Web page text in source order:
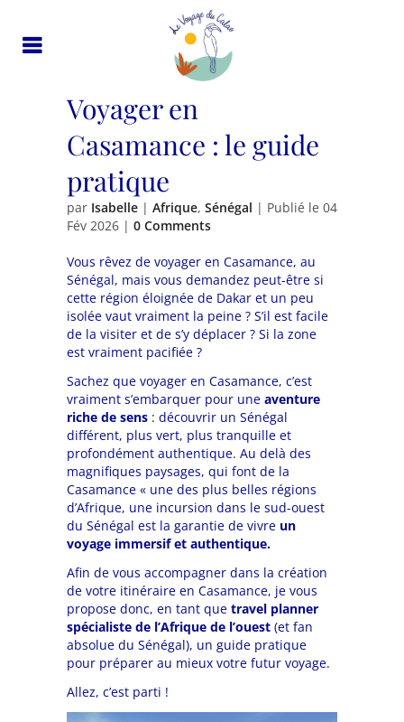
Voyager en
Casamance : le guide
pratique
par Isabelle | Afrique, Sénégal | Publié le 04
Fév 2026 | 0 Comments
Vous rêvez de voyager en Casamance, au
Sénégal, mais vous demandez peut-être si
cette région éloignée de Dakar et un peu
isolée vaut vraiment la peine ? S’il est facile
de la visiter et de s’y déplacer ? Si la zone
est vraiment pacifiée ?
Sachez que voyager en Casamance, c’est
vraiment s’embarquer pour une aventure
riche de sens : découvrir un Sénégal
différent, plus vert, plus tranquille et
profondément authentique. Au delà des
magnifiques paysages, qui font de la
Casamance « une des plus belles régions
d’Afrique, une incursion dans le sud-ouest
du Sénégal est la garantie de vivre un
voyage immersif et authentique.
Afin de vous accompagner dans la création
de votre itinéraire en Casamance, je vous
propose donc, en tant que travel planner
spécialiste de l’Afrique de l’ouest (et fan
absolue du Sénégal), un guide pratique
pour préparer au mieux votre futur voyage.
Allez, c’est parti !